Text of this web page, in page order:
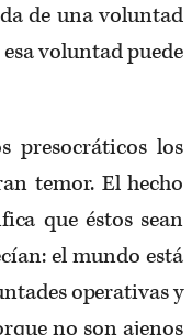
de una voluntad
voluntad puede
presocráticos los
temor. El hecho
que éstos sean
el mundo está
operativas y
no son ajenos